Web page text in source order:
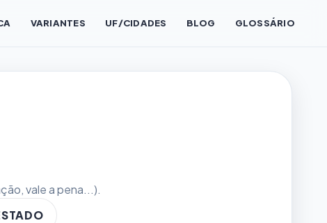
VARIANTES UF/CIDADES BLOG GLOSSÁRIO
vale a pena...).